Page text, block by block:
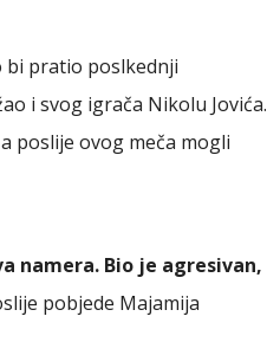
bi pratio poslkednji
i svog igrača Nikolu Jovića.
poslije ovog meča mogli
namera. Bio je agresivan,
pobjede Majamija